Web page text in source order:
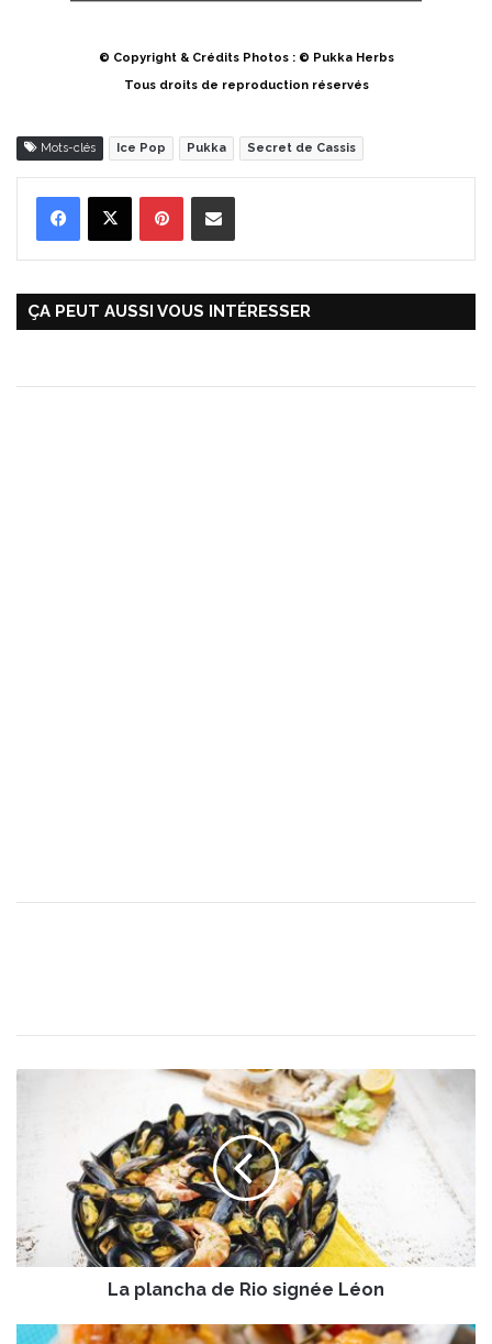
© Copyright & Crédits Photos : © Pukka Herbs
Tous droits de reproduction réservés
Mots-clés Ice Pop Pukka Secret de Cassis
ÇA PEUT AUSSI VOUS INTÉRESSER
L
h
a
La plancha de Rio signée Léon